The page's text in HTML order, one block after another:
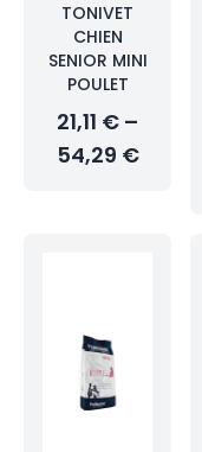
TONIVET
CHIEN
SENIOR MINI
POULET
21,11 € –
54,29 €